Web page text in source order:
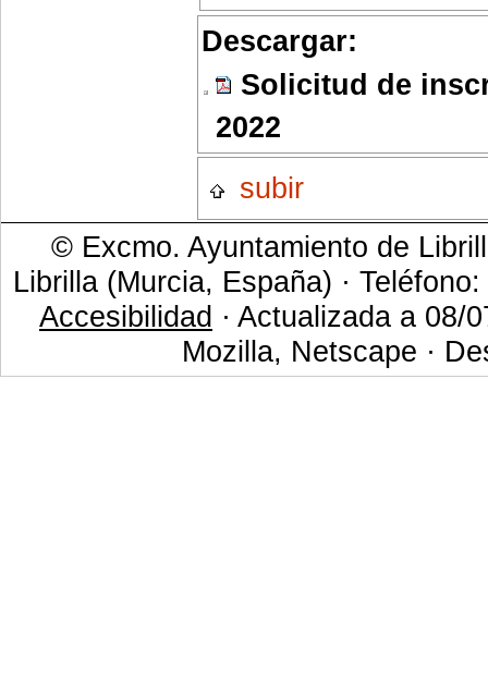
Descargar:
Solicitud de
2022
subir
© Excmo. Ayuntamiento de
Librilla (Murcia, España) ·
Accesibilidad · Actualizada a 08/
Mozilla, Netscape ·